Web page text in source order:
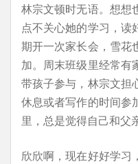
林宗文顿时无语。想想
点不关心她的学习，读
期开一次家长会，雪花
加。周末班级里经常有
带孩子参与，林宗文担
休息或者写作的时间参
里，总是觉得自己和父
欣欣啊，现在好好学习